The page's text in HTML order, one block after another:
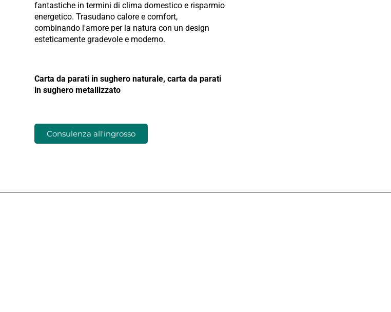
fantastiche in termini di clima domestico e risparmio
energetico. Trasudano calore e comfort,
combinando l'amore per la natura con un design
esteticamente gradevole e moderno.
Carta da parati in sughero naturale, carta da parati
in sughero metallizzato
Consulenza all'ingrosso